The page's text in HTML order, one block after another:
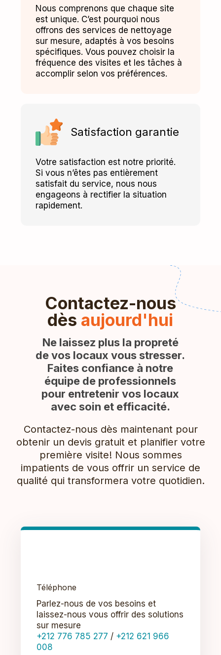
Nous comprenons que chaque site
est unique. C’est pourquoi nous
offrons des services de nettoyage
sur mesure, adaptés à vos besoins
spécifiques. Vous pouvez choisir la
fréquence des visites et les tâches à
accomplir selon vos préférences.
Satisfaction garantie
Votre satisfaction est notre priorité.
Si vous n’êtes pas entièrement
satisfait du service, nous nous
engageons à rectifier la situation
rapidement.
Contactez-nous
dès aujourd'hui
Ne laissez plus la propreté
de vos locaux vous stresser.
Faites confiance à notre
équipe de professionnels
pour entretenir vos locaux
avec soin et efficacité.
Contactez-nous dès maintenant pour
obtenir un devis gratuit et planifier votre
première visite! Nous sommes
impatients de vous offrir un service de
qualité qui transformera votre quotidien.
Téléphone
Parlez-nous de vos besoins et
laissez-nous vous offrir des solutions
sur mesure
+212 776 785 277 / +212 621 966
008